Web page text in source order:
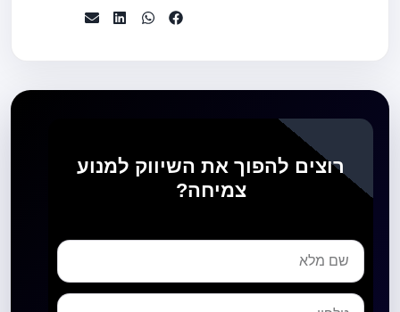
רוצים להפוך את השיווק למנוע
צמיחה?